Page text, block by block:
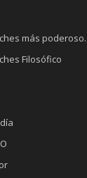
más poderoso.
Filosófico